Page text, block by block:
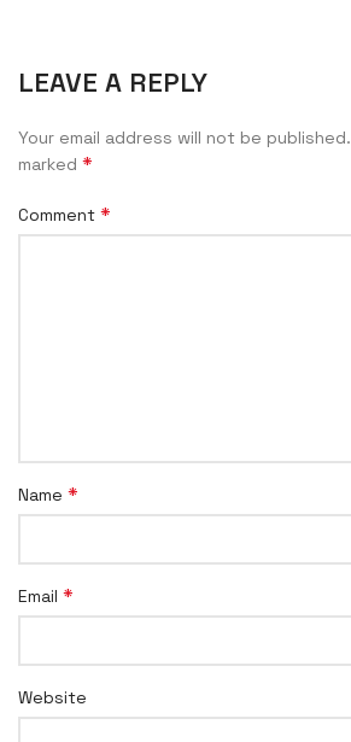
LEAVE A REPLY
Your email address will not be published.
marked *
Comment *
Name *
Email *
Website